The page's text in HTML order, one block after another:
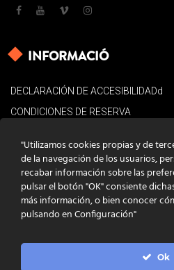
INFORMACIÓ
DECLARACIÓN DE ACCESIBILIDADd
CONDICIONES DE RESERVA
POLÍTICA DE COOKIES
CONTACTO
"Utilizamos cookies propias y de
de la navegación de los usuarios,
recabar información sobre las
pulsar el botón "OK" consiente
más información, o bien conocer
pulsando en Configuración"
Ok